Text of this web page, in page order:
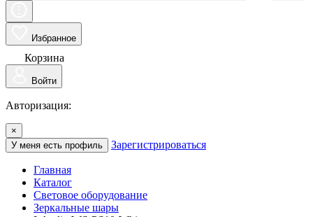
Избранное
Корзина
Войти
Авторизация:
×
У меня есть профиль
Зарегистрироваться
Главная
Каталог
Световое оборудование
Зеркальные шары